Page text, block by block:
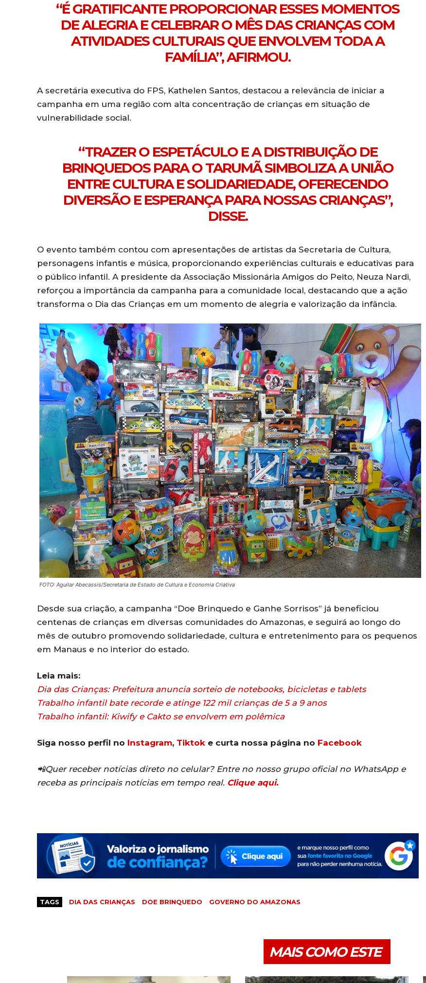
“É GRATIFICANTE PROPORCIONAR ESSES MOMENTOS
DE ALEGRIA E CELEBRAR O MÊS DAS CRIANÇAS COM
ATIVIDADES CULTURAIS QUE ENVOLVEM TODA A
FAMÍLIA”, AFIRMOU.
A secretária executiva do FPS, Kathelen Santos, destacou a relevância de iniciar a
campanha em uma região com alta concentração de crianças em situação de
vulnerabilidade social.
“TRAZER O ESPETÁCULO E A DISTRIBUIÇÃO DE
BRINQUEDOS PARA O TARUMÃ SIMBOLIZA A UNIÃO
ENTRE CULTURA E SOLIDARIEDADE, OFERECENDO
DIVERSÃO E ESPERANÇA PARA NOSSAS CRIANÇAS”,
DISSE.
O evento também contou com apresentações de artistas da Secretaria de Cultura,
personagens infantis e música, proporcionando experiências culturais e educativas para
o público infantil. A presidente da Associação Missionária Amigos do Peito, Neuza Nardi,
reforçou a importância da campanha para a comunidade local, destacando que a ação
transforma o Dia das Crianças em um momento de alegria e valorização da infância.
FOTO: Aguilar Abecassis/Secretaria de Estado de Cultura e Economia Criativa
Desde sua criação, a campanha “Doe Brinquedo e Ganhe Sorrisos” já beneficiou
centenas de crianças em diversas comunidades do Amazonas, e seguirá ao longo do
mês de outubro promovendo solidariedade, cultura e entretenimento para os pequenos
em Manaus e no interior do estado.
Leia mais:
Dia das Crianças: Prefeitura anuncia sorteio de notebooks, bicicletas e tablets
Trabalho infantil bate recorde e atinge 122 mil crianças de 5 a 9 anos
Trabalho infantil: Kiwify e Cakto se envolvem em polêmica
Siga nosso perfil no Instagram, Tiktok e curta nossa página no Facebook
📲Quer receber notícias direto no celular? Entre no nosso grupo oficial no WhatsApp e
receba as principais notícias em tempo real. Clique aqui.
TAGS DIA DAS CRIANÇAS DOE BRINQUEDO GOVERNO DO AMAZONAS
MAIS COMO ESTE